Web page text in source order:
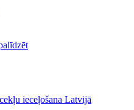
ieceļošana Latvijā